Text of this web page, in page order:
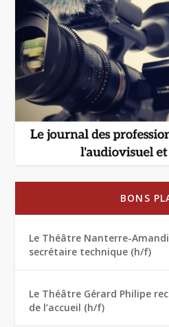
BONS
Le Théâtre Nanterre-
secrétaire technique (h/f)
Le Théâtre Gérard Philipe
de l’accueil (h/f)